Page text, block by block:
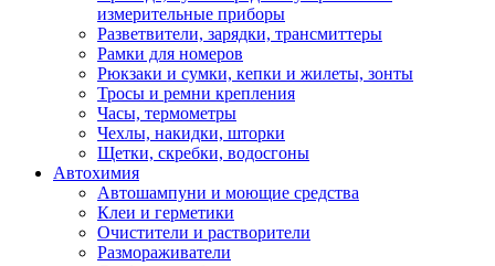
измерительные приборы
Разветвители, зарядки, трансмиттеры
Рамки для номеров
Рюкзаки и сумки, кепки и жилеты, зонты
Тросы и ремни крепления
Часы, термометры
Чехлы, накидки, шторки
Щетки, скребки, водосгоны
Автохимия
Автошампуни и моющие средства
Клеи и герметики
Очистители и растворители
Размораживатели